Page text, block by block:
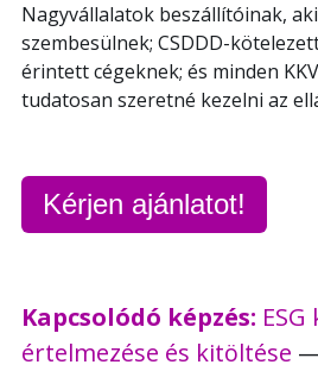
Nagyvállalatok beszállítóinak,
szembesülnek; CSDDD-
érintett cégeknek; és minden
tudatosan szeretné kezelni az
Kérjen ajánlatot!
Kapcsolódó képzés:
értelmezése és kitöltése